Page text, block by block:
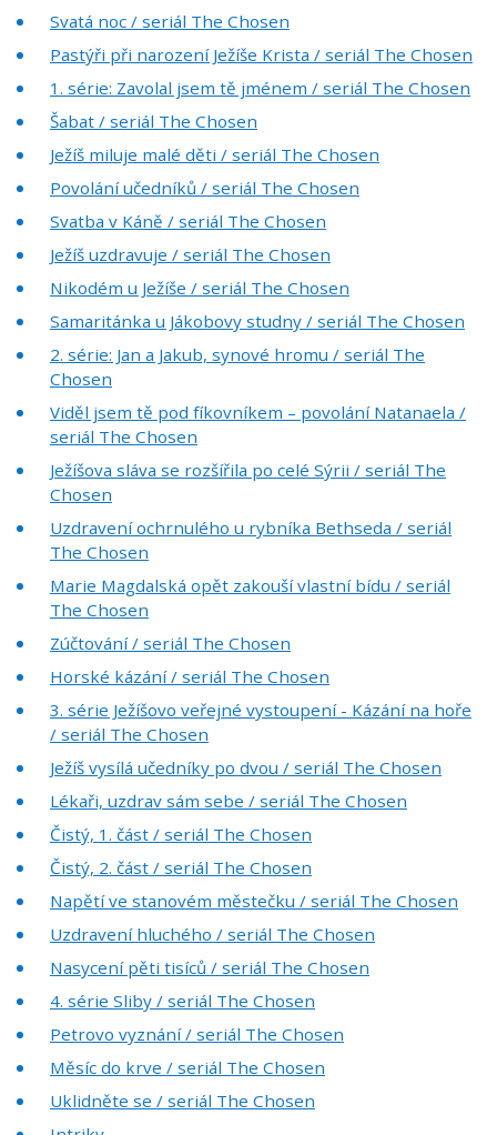
Svatá noc / seriál The Chosen
Pastýři při narození Ježíše Krista / seriál The Chosen
1. série: Zavolal jsem tě jménem / seriál The Chosen
Šabat / seriál The Chosen
Ježíš miluje malé děti / seriál The Chosen
Povolání učedníků / seriál The Chosen
Svatba v Káně / seriál The Chosen
Ježíš uzdravuje / seriál The Chosen
Nikodém u Ježíše / seriál The Chosen
Samaritánka u Jákobovy studny / seriál The Chosen
2. série: Jan a Jakub, synové hromu / seriál The
Chosen
Viděl jsem tě pod fíkovníkem – povolání Natanaela /
seriál The Chosen
Ježíšova sláva se rozšířila po celé Sýrii / seriál The
Chosen
Uzdravení ochrnulého u rybníka Bethseda / seriál
The Chosen
Marie Magdalská opět zakouší vlastní bídu / seriál
The Chosen
Zúčtování / seriál The Chosen
Horské kázání / seriál The Chosen
3. série Ježíšovo veřejné vystoupení - Kázání na hoře
/ seriál The Chosen
Ježíš vysílá učedníky po dvou / seriál The Chosen
Lékaři, uzdrav sám sebe / seriál The Chosen
Čistý, 1. část / seriál The Chosen
Čistý, 2. část / seriál The Chosen
Napětí ve stanovém městečku / seriál The Chosen
Uzdravení hluchého / seriál The Chosen
Nasycení pěti tisíců / seriál The Chosen
4. série Sliby / seriál The Chosen
Petrovo vyznání / seriál The Chosen
Měsíc do krve / seriál The Chosen
Uklidněte se / seriál The Chosen